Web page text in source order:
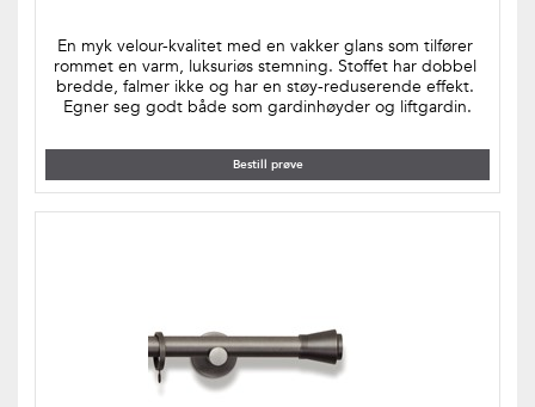
En myk velour-kvalitet med en vakker glans som tilfører
rommet en varm, luksuriøs stemning. Stoffet har dobbel
bredde, falmer ikke og har en støy-reduserende effekt.
Egner seg godt både som gardinhøyder og liftgardin.
Bestill prøve